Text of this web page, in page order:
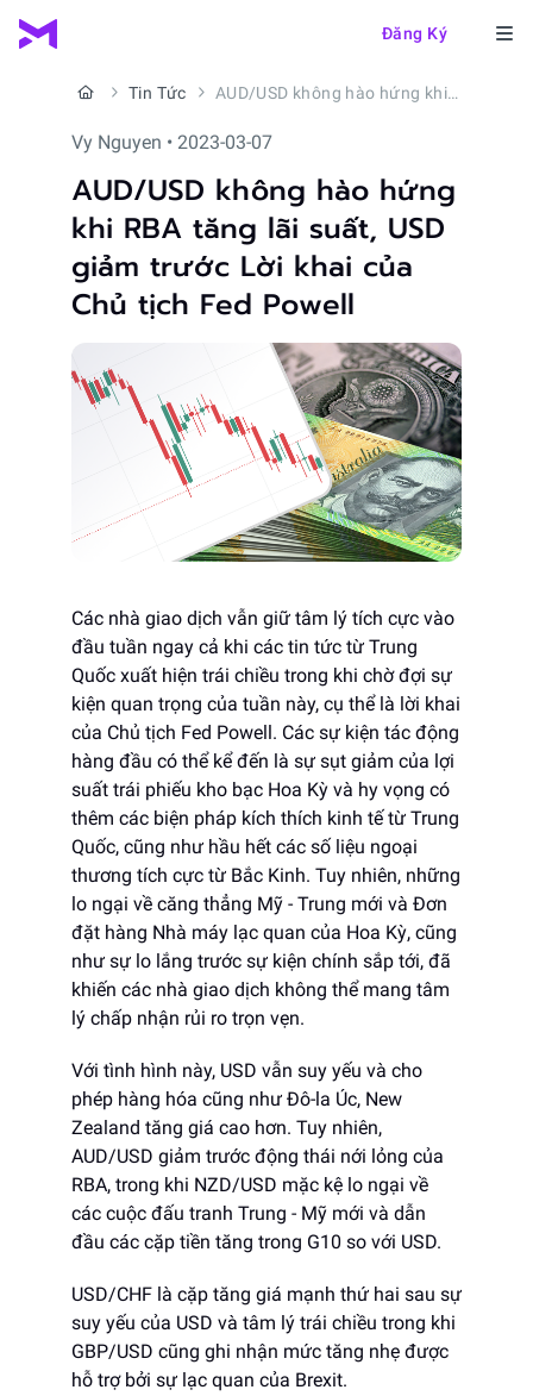
Đăng Ký
Tin Tức AUD/USD không hào hứng khi RBA tăng lãi suất, USD giảm trước Lời khai của Chủ tịch Fed Powell
Vy Nguyen • 2023-03-07
AUD/USD không hào hứng
khi RBA tăng lãi suất, USD
giảm trước Lời khai của
Chủ tịch Fed Powell
Các nhà giao dịch vẫn giữ tâm lý tích cực vào
đầu tuần ngay cả khi các tin tức từ Trung
Quốc xuất hiện trái chiều trong khi chờ đợi sự
kiện quan trọng của tuần này, cụ thể là lời khai
của Chủ tịch Fed Powell. Các sự kiện tác động
hàng đầu có thể kể đến là sự sụt giảm của lợi
suất trái phiếu kho bạc Hoa Kỳ và hy vọng có
thêm các biện pháp kích thích kinh tế từ Trung
Quốc, cũng như hầu hết các số liệu ngoại
thương tích cực từ Bắc Kinh. Tuy nhiên, những
lo ngại về căng thẳng Mỹ - Trung mới và Đơn
đặt hàng Nhà máy lạc quan của Hoa Kỳ, cũng
như sự lo lắng trước sự kiện chính sắp tới, đã
khiến các nhà giao dịch không thể mang tâm
lý chấp nhận rủi ro trọn vẹn.
Với tình hình này, USD vẫn suy yếu và cho
phép hàng hóa cũng như Đô-la Úc, New
Zealand tăng giá cao hơn. Tuy nhiên,
AUD/USD giảm trước động thái nới lỏng của
RBA, trong khi NZD/USD mặc kệ lo ngại về
các cuộc đấu tranh Trung - Mỹ mới và dẫn
đầu các cặp tiền tăng trong G10 so với USD.
USD/CHF là cặp tăng giá mạnh thứ hai sau sự
suy yếu của USD và tâm lý trái chiều trong khi
GBP/USD cũng ghi nhận mức tăng nhẹ được
hỗ trợ bởi sự lạc quan của Brexit.